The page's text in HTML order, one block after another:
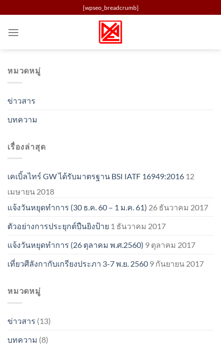
to
content
[wpseo_breadcrumb]
หมวดหมู่
ข่าวสาร
บทความ
เรื่องล่าสุด
เคเบิ้ลไทร์ GW ได้รับมาตรฐาน BSI IATF 16949:2016 12
เมษายน 2018
แจ้งวันหยุดทำการ (30 ธ.ค. 60 – 1 ม.ค. 61) 26 ธันวาคม 2017
ตัวอย่างการประยุกต์ปืนยิงป้าย 1 ธันวาคม 2017
แจ้งวันหยุดทำการ (26 ตุลาคม พ.ศ.2560) 9 ตุลาคม 2017
เที่ยวศีลังกากับเกรียงประภา 3-7 พ.ย. 2560 9 กันยายน 2017
หมวดหมู่
ข่าวสาร (13)
บทความ (8)